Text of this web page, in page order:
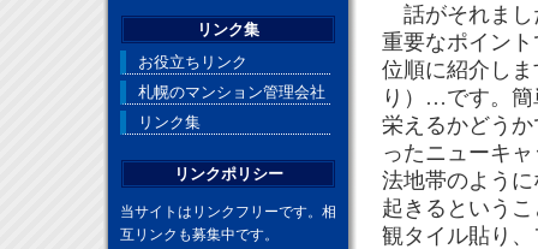
話がそれまし
重要なポイン
位順に紹介し
り）…です。簡
栄えるかどう
ったニューキ
法地帯のよう
起きるという
観タイル貼り
リンク集
お役立ちリンク
札幌のマンション管理会社
リンク集
リンクポリシー
当サイトはリンクフリーです。相
互リンクも募集中です。